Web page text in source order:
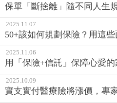
保單「斷捨離」隨不同人生
2025.11.07
50+該如何規劃保險？用這
2025.11.06
用「保險+信託」保障心愛的
2025.10.09
實支實付醫療險將漲價，專